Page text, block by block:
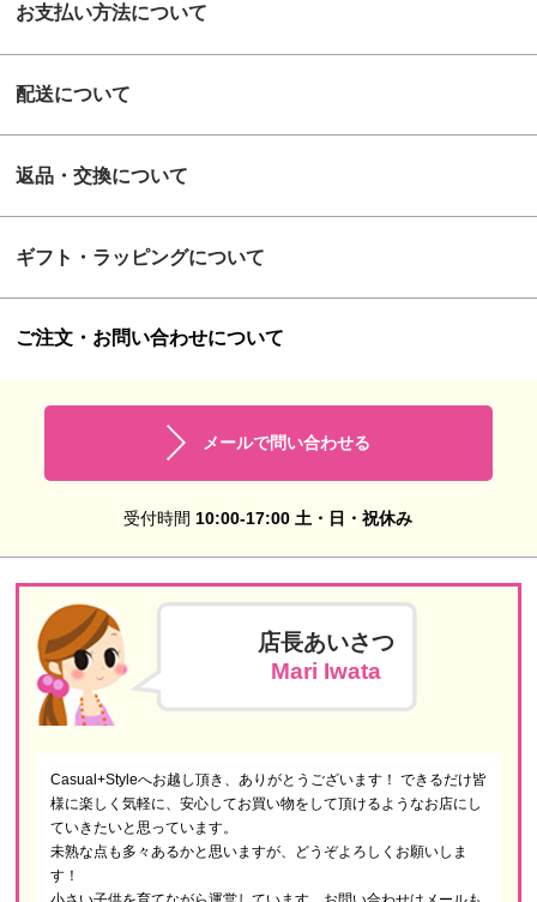
お支払い方法について
配送について
返品・交換について
ギフト・ラッピングについて
ご注文・お問い合わせについて
メールで問い合わせる
受付時間 10:00-17:00 土・日・祝休み
店長あいさつ
Mari Iwata
Casual+Styleへお越し頂き、ありがとうございます！ できるだけ皆
様に楽しく気軽に、安心してお買い物をして頂けるようなお店にし
ていきたいと思っています。
未熟な点も多々あるかと思いますが、どうぞよろしくお願いしま
す！